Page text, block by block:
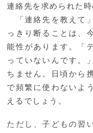
連絡先を求められた
「連絡先を教えて
っきり断ることは、
能性があります。「
っていないんです。
ちません。日頃から
で頻繁に使わないよ
えるでしょう。
ただし、子どもの習